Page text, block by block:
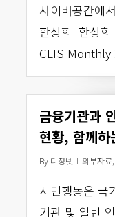
사이버공간에
한상희–한상희
CLIS Monthly
금융기관과
현황, 함께하
By 디정넷 외부자료
시민행동은 국
기관 및 일반